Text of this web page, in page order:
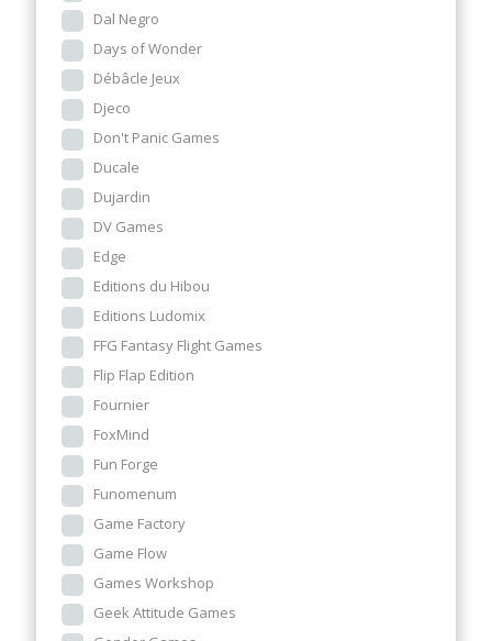
Dal Negro
Days of Wonder
Débâcle Jeux
Djeco
Don't Panic Games
Ducale
Dujardin
DV Games
Edge
Editions du Hibou
Editions Ludomix
FFG Fantasy Flight Games
Flip Flap Edition
Fournier
FoxMind
Fun Forge
Funomenum
Game Factory
Game Flow
Games Workshop
Geek Attitude Games